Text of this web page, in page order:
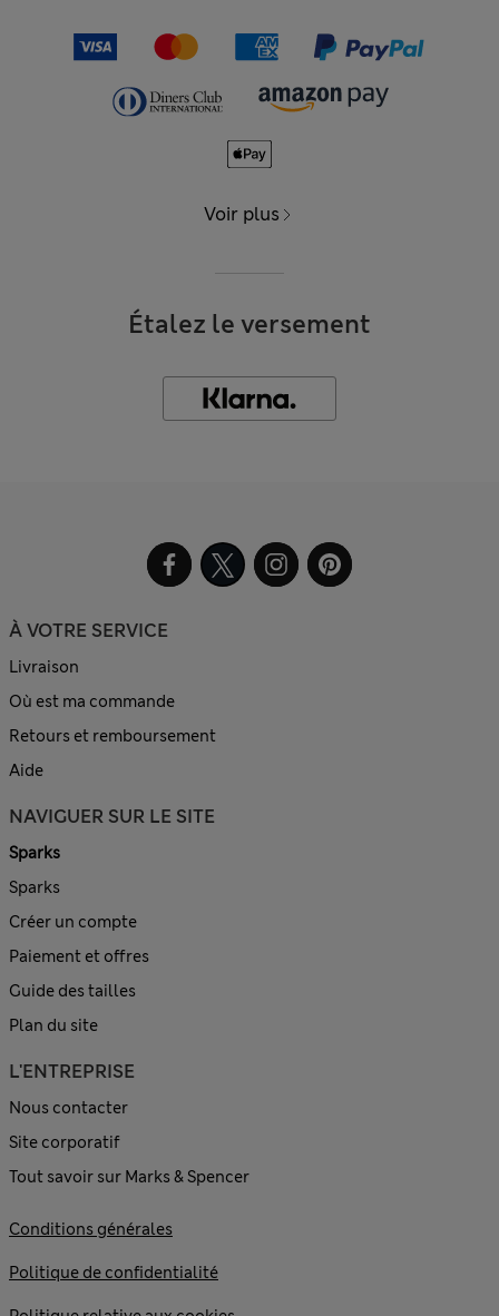
Voir plus
Étalez le versement
À VOTRE SERVICE
Livraison
Où est ma commande
Retours et remboursement
Aide
NAVIGUER SUR LE SITE
Sparks
Sparks
Créer un compte
Paiement et offres
Guide des tailles
Plan du site
L'ENTREPRISE
Nous contacter
Site corporatif
Tout savoir sur Marks & Spencer
Conditions générales
Politique de confidentialité